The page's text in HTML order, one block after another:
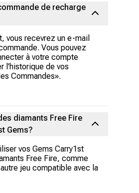
de recharge
vous recevrez un e-mail
Vous pouvez
à votre compte
l'historique de vos
Commandes».
diamants Free Fire
Gems?
vos Gems Carry1st
Free Fire, comme
jeu compatible avec la